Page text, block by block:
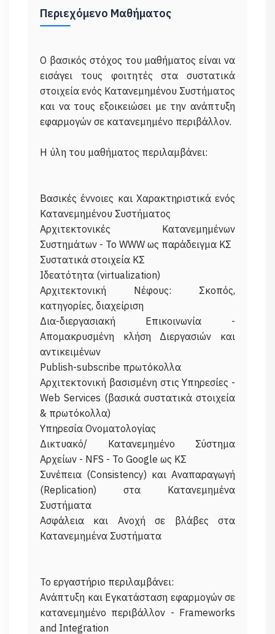
Περιεχόμενο Μαθήματος
Ο βασικός στόχος του μαθήματος είναι να
εισάγει τους φοιτητές στα συστατικά
στοιχεία ενός Κατανεμημένου Συστήματος
και να τους εξοικειώσει με την ανάπτυξη
εφαρμογών σε κατανεμημένο περιβάλλον.
Η ύλη του μαθήματος περιλαμβάνει:
Βασικές έννοιες και Χαρακτηριστικά ενός
Κατανεμημένου Συστήματος
Αρχιτεκτονικές Κατανεμημένων
Συστημάτων - To WWW ως παράδειγμα ΚΣ
Συστατικά στοιχεία ΚΣ
Ιδεατότητα (virtualization)
Αρχιτεκτονική Νέφους: Σκοπός,
κατηγορίες, διαχείριση
Δια-διεργασιακή Επικοινωνία -
Απομακρυσμένη κλήση Διεργασιών και
αντικειμένων
Publish-subscribe πρωτόκολλα
Αρχιτεκτονική βασισμένη στις Υπηρεσίες -
Web Services (βασικά συστατικά στοιχεία
& πρωτόκολλα)
Υπηρεσία Ονοματολογίας
Δικτυακό/ Κατανεμημένο Σύστημα
Αρχείων - NFS - Το Google ως ΚΣ
Συνέπεια (Consistency) και Αναπαραγωγή
(Replication) στα Κατανεμημένα
Συστήματα
Ασφάλεια και Ανοχή σε βλάβες στα
Κατανεμημένα Συστήματα
Το εργαστήριο περιλαμβάνει:
Ανάπτυξη και Εγκατάσταση εφαρμογών σε
κατανεμημένο περιβάλλον - Frameworks
and Integration